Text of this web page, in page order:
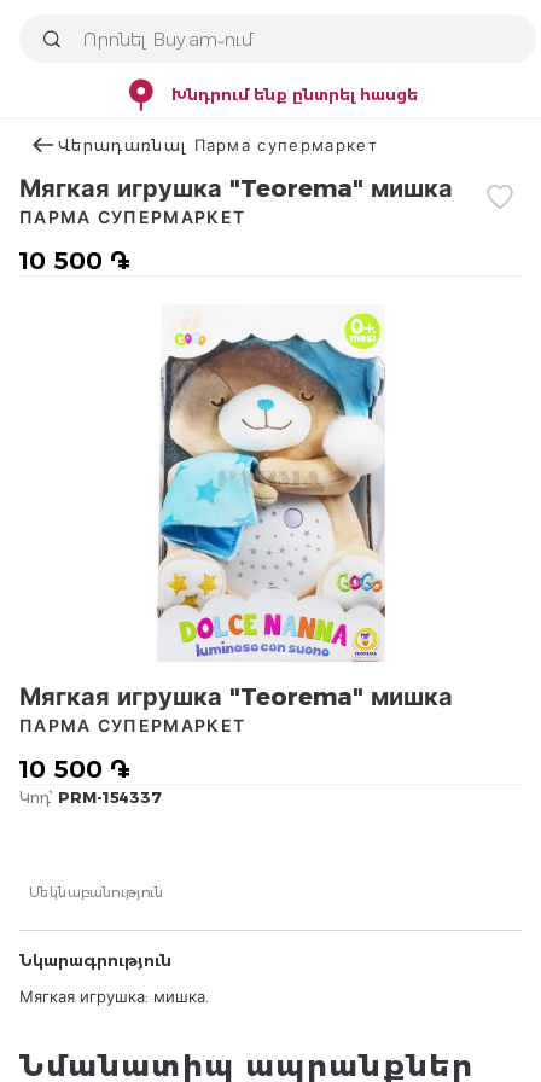
Խնդրում ենք ընտրել հասցե
Վերադառնալ Парма супермаркет
Мягкая игрушка "Teorema" мишка
10 500 ֏
ПАРМА СУПЕРМАРКЕТ
Мягкая игрушка "Teorema" мишка
10 500 ֏
ПАРМА СУПЕРМАРКЕТ
Կոդ՝ PRM-154337
Մեկնաբանություն
Նկարագրություն
Мягкая игрушка: мишка.
Նմանատիպ ապրանքներ